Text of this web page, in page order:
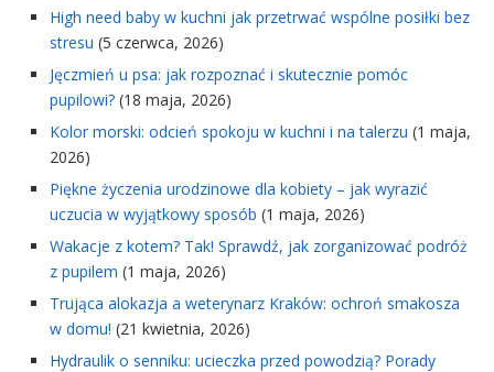
High need baby w kuchni jak przetrwać wspólne posiłki bez
stresu (5 czerwca, 2026)
Jęczmień u psa: jak rozpoznać i skutecznie pomóc
pupilowi? (18 maja, 2026)
Kolor morski: odcień spokoju w kuchni i na talerzu (1 maja,
2026)
Piękne życzenia urodzinowe dla kobiety – jak wyrazić
uczucia w wyjątkowy sposób (1 maja, 2026)
Wakacje z kotem? Tak! Sprawdź, jak zorganizować podróż
z pupilem (1 maja, 2026)
Trująca alokazja a weterynarz Kraków: ochroń smakosza
w domu! (21 kwietnia, 2026)
Hydraulik o senniku: ucieczka przed powodzią? Porady